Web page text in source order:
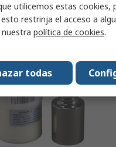
Añadir
Comparar
utilicemos estas cookies,
restrinja el acceso a
política de cookies.
todas